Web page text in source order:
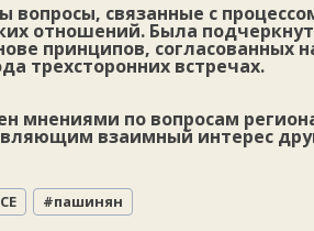
вопросы, связанные с
отношений. Была
принципов, согласованных
трехсторонних встречах.
мнениями по вопросам
взаимный интерес
#пашинян